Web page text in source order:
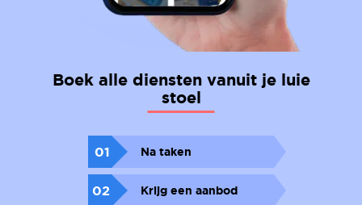
Boek alle diensten vanuit je luie
stoel
01 Na taken
02 Krijg een aanbod